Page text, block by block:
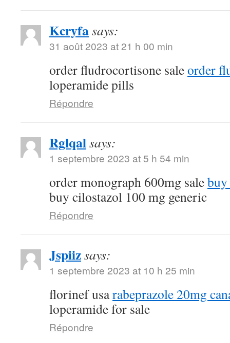
Kcryfasays:
31 août 2023 at 21 h 00 min
order fludrocortisone saleorder
loperamide pills
Répondre
Rglqalsays:
1 septembre 2023 at 5 h 54 min
order monograph 600mg sale
buy cilostazol 100 mg generic
Répondre
Jspiizsays:
1 septembre 2023 at 10 h 25 min
florinef usarabeprazole 20mg
loperamide for sale
Répondre